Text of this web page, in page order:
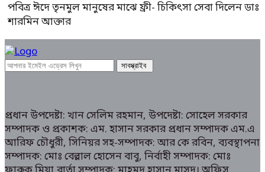
পবিত্র ঈদে তৃনমুল মানুষের মাঝে ফ্রী- চিকিৎসা সেবা দিলেন ডাঃ
শারমিন আক্তার
প্রধান উপদেষ্টা: খান সেলিম রহমান, উপদেষ্টা: সোহেল সরকার
সম্পাদক ও প্রকাশক: এম. হাসান সরকার প্রধান সম্পাদক এম.এ
আরিফ চৌধুরী, সিনিয়র সহ-সম্পাদক: আর কে রবিন, ব্যবস্থাপনা
সম্পাদক: মোঃ বেল্লাল হোসেন বাবু, নির্বাহী সম্পাদক: মোঃ